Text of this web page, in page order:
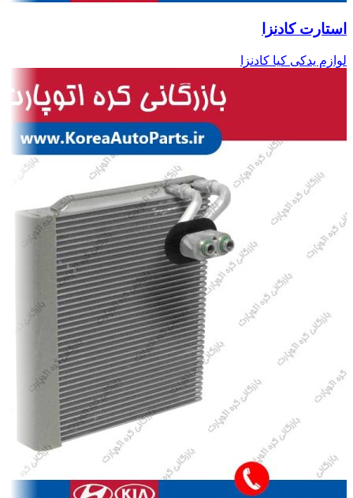
استارت کادنزا
لوازم یدکی کیا کادنزا